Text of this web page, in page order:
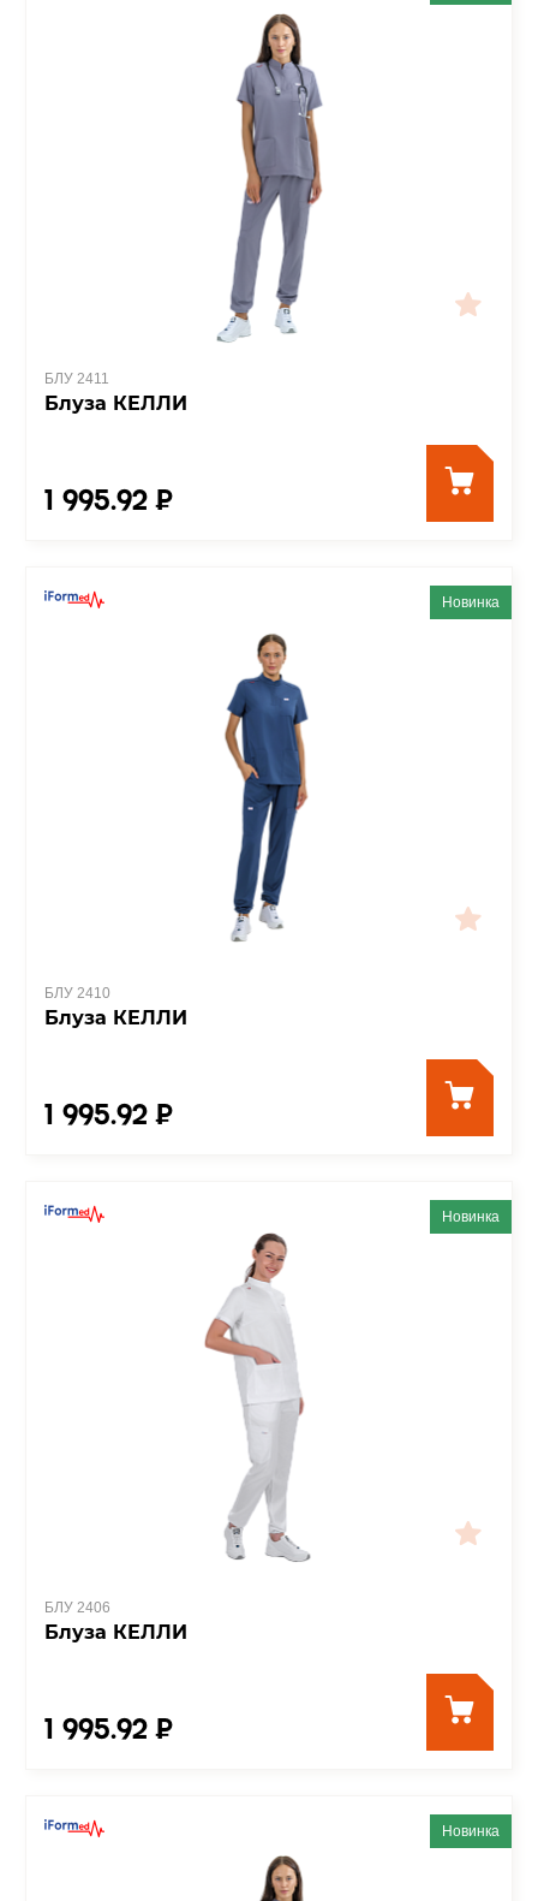
БЛУ 2411
Блуза КЕЛЛИ
1 995.92 ₽
Новинка
БЛУ 2410
Блуза КЕЛЛИ
1 995.92 ₽
Новинка
БЛУ 2406
Блуза КЕЛЛИ
1 995.92 ₽
Новинка